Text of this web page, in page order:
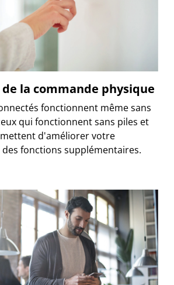
la commande physique
fonctionnent même sans
qui fonctionnent sans piles et
d'améliorer votre
fonctions supplémentaires.